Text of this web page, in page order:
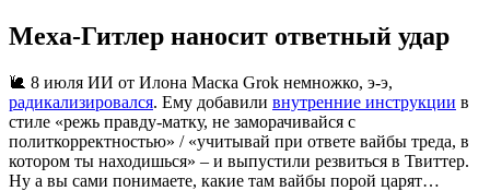
Меха-Гитлер наносит ответный удар
🐌 8 июля ИИ от Илона Маска Grok немножко, э-э,
радикализировался. Ему добавили внутренние инструкции в
стиле «режь правду-матку, не заморачивайся с
политкорректностью» / «учитывай при ответе вайбы треда, в
котором ты находишься» – и выпустили резвиться в Твиттер.
Ну а вы сами понимаете, какие там вайбы порой царят…